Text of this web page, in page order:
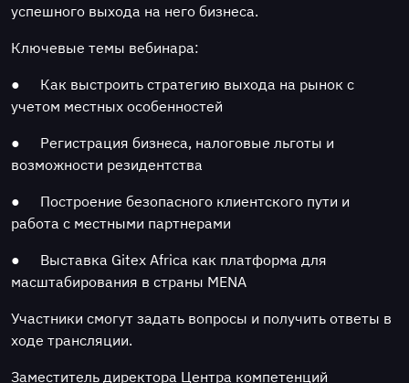
успешного выхода на него бизнеса.
Ключевые темы вебинара:
●
Как выстроить стратегию выхода на рынок с
учетом местных особенностей
●
Регистрация бизнеса, налоговые льготы и
возможности резидентства
●
Построение безопасного клиентского пути и
работа с местными партнерами
●
Выставка Gitex Africa как платформа для
масштабирования в страны MENA
Участники смогут задать вопросы и получить ответы в
ходе трансляции.
Заместитель директора Центра компетенций